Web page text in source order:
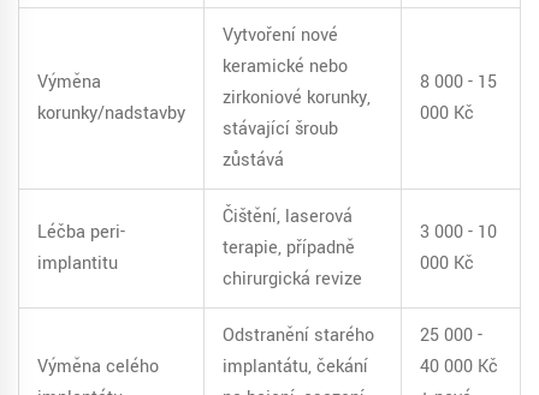
Výměna
korunky/nadstavby
Vytvoření nové
keramické nebo
zirkoniové korunky,
stávající šroub
zůstává
8 000 - 15
000 Kč
Léčba peri-
implantitu
Čištění, laserová
terapie, případně
chirurgická revize
3 000 - 10
000 Kč
Výměna celého
Odstranění starého
implantátu, čekání
25 000 -
40 000 Kč